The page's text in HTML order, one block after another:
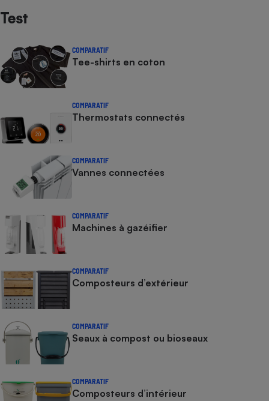
Test
COMPARATIF
Tee-shirts en coton
COMPARATIF
Thermostats connectés
COMPARATIF
Vannes connectées
COMPARATIF
Machines à gazéifier
COMPARATIF
Composteurs d’extérieur
COMPARATIF
Seaux à compost ou bioseaux
COMPARATIF
Composteurs d’intérieur